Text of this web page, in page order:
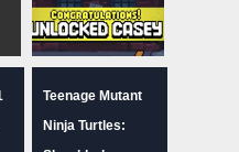
Teenage Mutant
Ninja Turtles: